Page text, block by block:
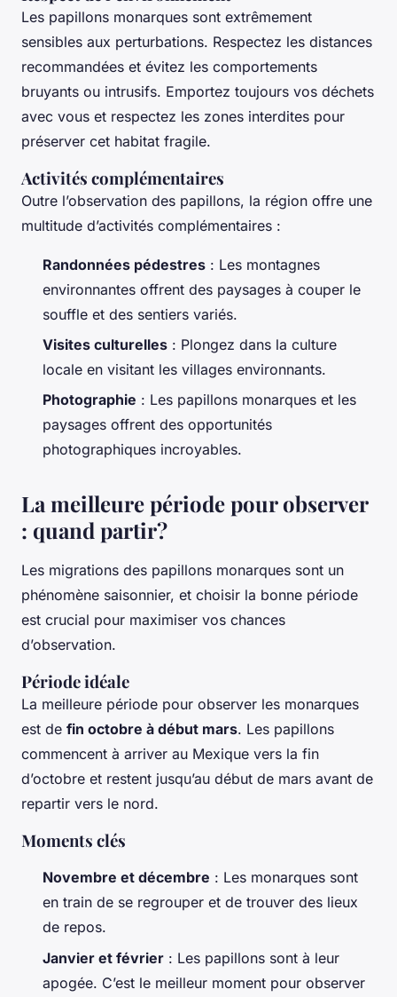
Les papillons monarques sont extrêmement
sensibles aux perturbations. Respectez les distances
recommandées et évitez les comportements
bruyants ou intrusifs. Emportez toujours vos déchets
avec vous et respectez les zones interdites pour
préserver cet habitat fragile.
Activités complémentaires
Outre l’observation des papillons, la région offre une
multitude d’activités complémentaires :
Randonnées pédestres : Les montagnes
environnantes offrent des paysages à couper le
souffle et des sentiers variés.
Visites culturelles : Plongez dans la culture
locale en visitant les villages environnants.
Photographie : Les papillons monarques et les
paysages offrent des opportunités
photographiques incroyables.
La meilleure période pour observer
: quand partir?
Les migrations des papillons monarques sont un
phénomène saisonnier, et choisir la bonne période
est crucial pour maximiser vos chances
d’observation.
Période idéale
La meilleure période pour observer les monarques
est de fin octobre à début mars. Les papillons
commencent à arriver au Mexique vers la fin
d’octobre et restent jusqu’au début de mars avant de
repartir vers le nord.
Moments clés
Novembre et décembre : Les monarques sont
en train de se regrouper et de trouver des lieux
de repos.
Janvier et février : Les papillons sont à leur
apogée. C’est le meilleur moment pour observer